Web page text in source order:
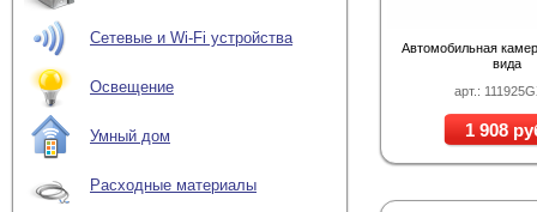
Сетевые и Wi-Fi устройства
Освещение
Умный дом
Расходные материалы
арт.:
Автомобильная
вида
1 908